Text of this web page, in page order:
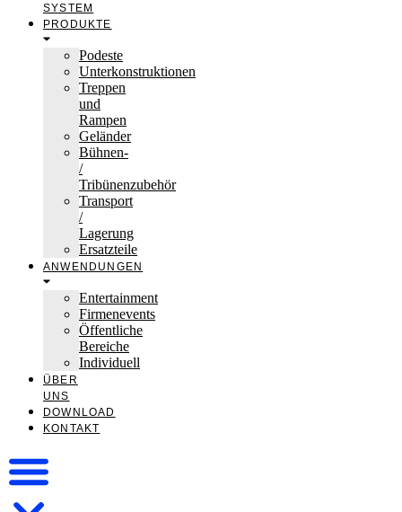
SYSTEM
PRODUKTE
Podeste
Unterkonstruktionen
Treppen
und
Rampen
Geländer
Bühnen-
/
Tribünenzubehör
Transport
/
Lagerung
Ersatzteile
ANWENDUNGEN
Entertainment
Firmenevents
Öffentliche
Bereiche
Individuell
ÜBER
UNS
DOWNLOAD
KONTAKT